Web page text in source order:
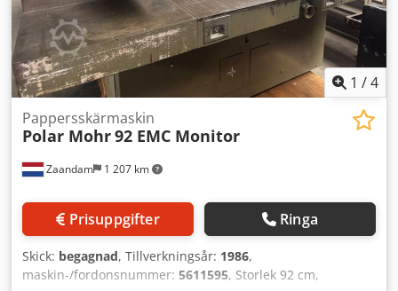
1 /4
Zaandam 1 207 km
Pappersskärmaskin
Polar Mohr92 EMC Monitor
Prisuppgifter Ringa
Skick: begagnad, Tillverkningsår: 1986,
maskin-/fordonsnummer: 5611595, Storlek 92 cm,